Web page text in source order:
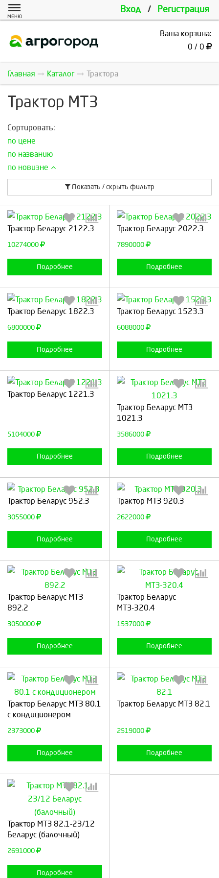
Вход / Регистрация
МЕНЮ
Ваша корзина:
0 / 0
Главная Каталог Трактора
Трактор МТЗ
Сортировать:
по цене
по названию
по новизне
Показать / скрыть фильтр
Трактор Беларус 2122.3
10274000
Подробнее
Выберите количество:
Продолжить Отмена
Трактор Беларус 2022.3
7890000
Подробнее
Выберите количество:
Продолжить Отмена
Трактор Беларус 1822.3
6800000
Подробнее
Выберите количество:
Продолжить Отмена
Трактор Беларус 1523.3
6088000
Подробнее
Выберите количество:
Продолжить Отмена
Трактор Беларус 1221.3
5104000
Подробнее
Выберите количество:
Трактор Беларус МТЗ
1021.3
3586000
Подробнее
Выберите количество:
Трактор Беларус 952.3
3055000
Подробнее
Выберите количество:
Продолжить Отмена
Трактор МТЗ 920.3
2622000
Подробнее
Выберите количество:
Продолжить Отмена
Трактор Беларус МТЗ
892.2
3050000
Подробнее
Выберите количество:
Трактор Беларус
МТЗ-320.4
1537000
Подробнее
Выберите количество:
Трактор Беларус МТЗ 80.1
с кондиционером
2373000
Подробнее
Выберите количество:
Трактор Беларус МТЗ 82.1
2519000
Подробнее
Выберите количество:
Трактор МТЗ 82.1-23/12
Беларус (балочный)
2691000
Подробнее
Выберите количество:
Продолжить